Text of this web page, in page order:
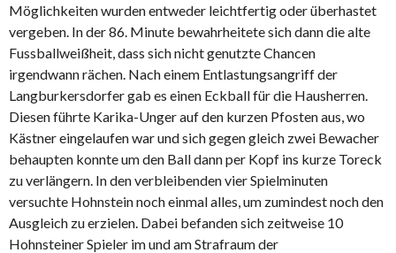
Möglichkeiten wurden entweder leichtfertig oder überhastet
vergeben. In der 86. Minute bewahrheitete sich dann die alte
Fussballweißheit, dass sich nicht genutzte Chancen
irgendwann rächen. Nach einem Entlastungsangriff der
Langburkersdorfer gab es einen Eckball für die Hausherren.
Diesen führte Karika-Unger auf den kurzen Pfosten aus, wo
Kästner eingelaufen war und sich gegen gleich zwei Bewacher
behaupten konnte um den Ball dann per Kopf ins kurze Toreck
zu verlängern. In den verbleibenden vier Spielminuten
versuchte Hohnstein noch einmal alles, um zumindest noch den
Ausgleich zu erzielen. Dabei befanden sich zeitweise 10
Hohnsteiner Spieler im und am Strafraum der